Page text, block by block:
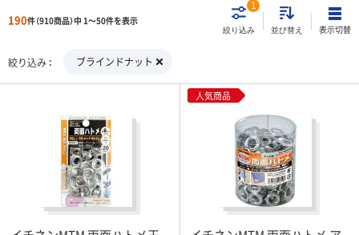
190件（910商品）中 1～50件を表示
絞り込み
1
並び替え 表示切替
絞り込み ブラインドナット
人気商品